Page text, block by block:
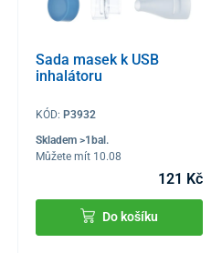
Sada masek k USB
inhalátoru
KÓD:P3932
Skladem >1bal.
Můžete mít 10.08
121 Kč
Do košíku